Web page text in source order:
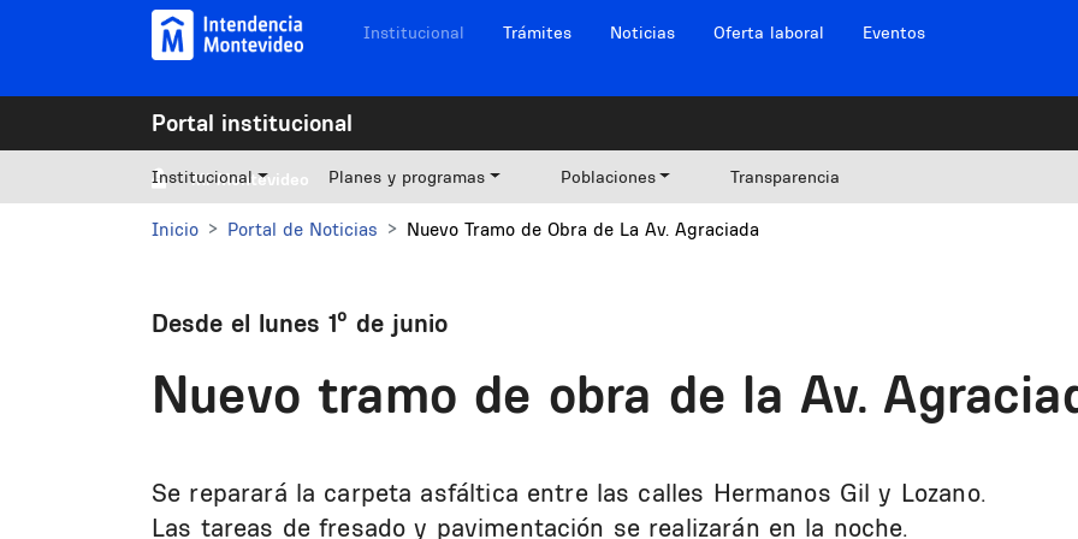
Pasar al contenido principal Navegación sitios
Institucional Trámites Noticias Oferta laboral Eventos
Portal institucional
Mi Montevideo
Institucional Planes y programas Poblaciones Transparencia
Inicio Portal de Noticias Nuevo Tramo de Obra de La Av. Agraciada
Desde el lunes 1º de junio
Nuevo tramo de obra de la Av.
Se reparará la carpeta asfáltica entre las calles Hermanos Gil y Lozano.
Las tareas de fresado y pavimentación se realizarán en la noche.